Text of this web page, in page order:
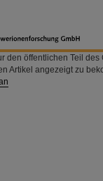
den öffentlichen Teil des
Artikel angezeigt zu